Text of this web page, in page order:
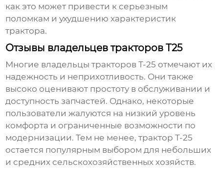
как это может привести к серьезным
поломкам и ухудшению характеристик
трактора.
Отзывы владельцев тракторов Т25
Многие владельцы тракторов Т-25 отмечают их
надежность и неприхотливость. Они также
высоко оценивают простоту в обслуживании и
доступность запчастей. Однако, некоторые
пользователи жалуются на низкий уровень
комфорта и ограниченные возможности по
модернизации. Тем не менее, трактор Т-25
остается популярным выбором для небольших
и средних сельскохозяйственных хозяйств.